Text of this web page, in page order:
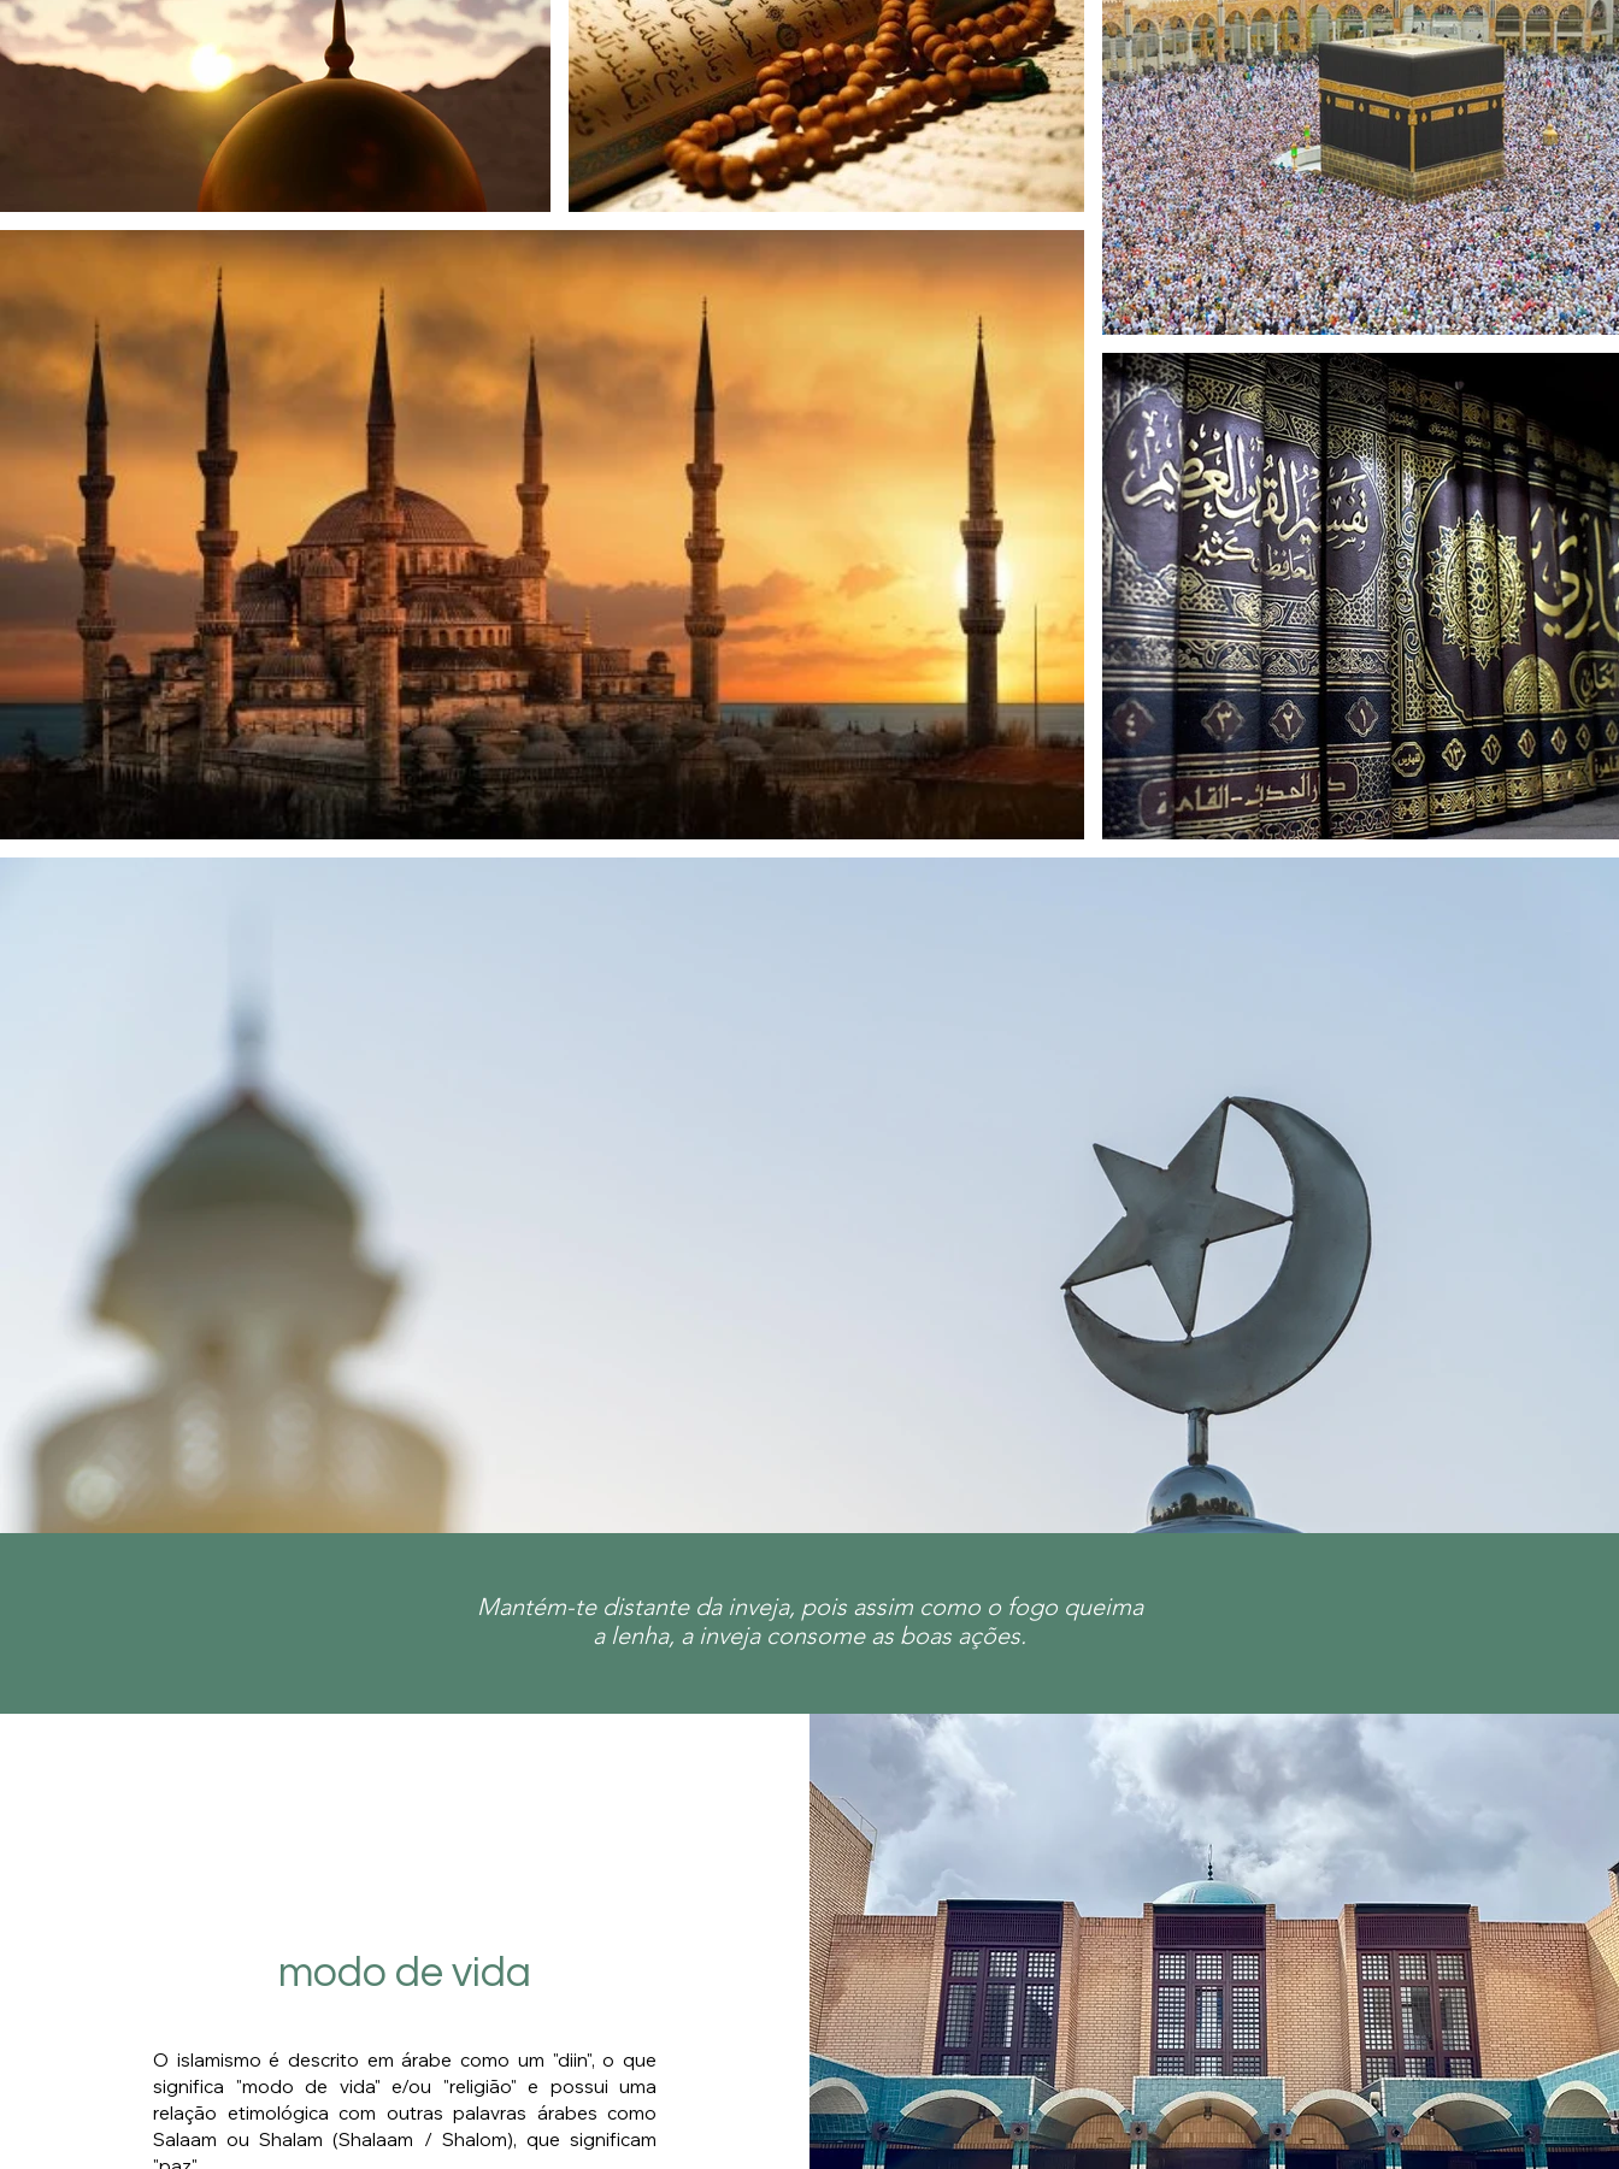
Mantém-te distante da inveja, pois assim como o fogo queima
a lenha, a inveja consome as boas ações.
modo de vida
O islamismo é descrito em árabe como um "diin", o que
significa "modo de vida" e/ou "religião" e possui uma
relação etimológica com outras palavras árabes como
Salaam ou Shalam (Shalaam / Shalom), que significam